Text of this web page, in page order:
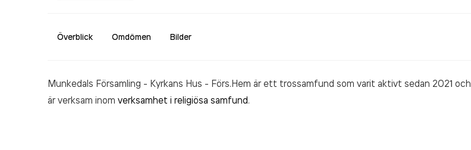
Överblick Omdömen Bilder
Munkedals Församling - Kyrkans Hus - Förs.Hem är ett trossamfund som varit aktivt sedan 2021 och
är verksam inom verksamhet i religiösa samfund.